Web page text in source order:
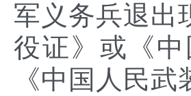
军义务兵退出
役证》或《
《中国人民